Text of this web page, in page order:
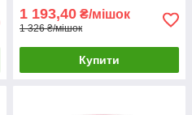
1 193,40 ₴/мішок
1 326 ₴/мішок
Купити